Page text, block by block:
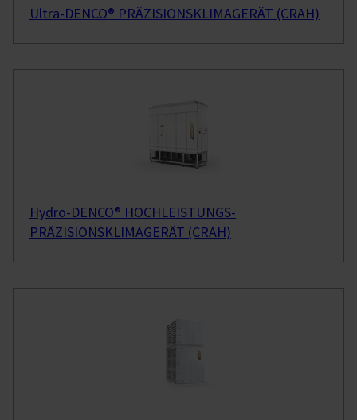
Ultra-DENCO® PRÄZISIONSKLIMAGERÄT (CRAH)
Hydro-DENCO® HOCHLEISTUNGS-
PRÄZISIONSKLIMAGERÄT (CRAH)